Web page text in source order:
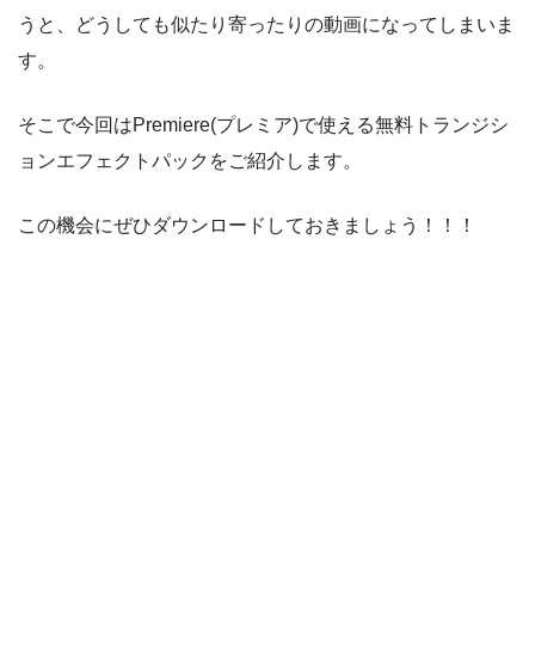
うと、どうしても似たり寄ったりの動画になってしまいま
す。
そこで今回はPremiere(プレミア)で使える無料トランジシ
ョンエフェクトパックをご紹介します。
この機会にぜひダウンロードしておきましょう！！！